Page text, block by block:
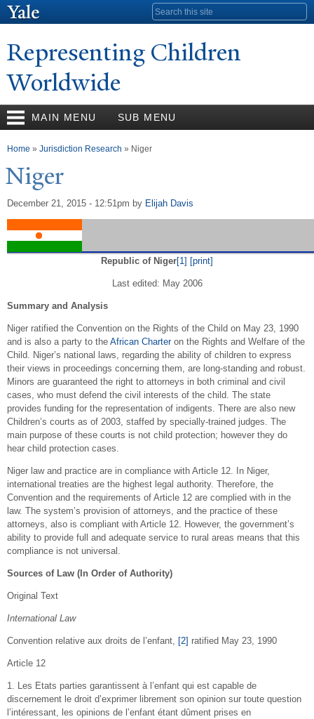
Search form
Representing Children
Worldwide
MAIN MENU SUB MENU
You are here
Home » Jurisdiction Research » Niger
Niger
December 21, 2015 - 12:51pm by Elijah Davis
Republic of Niger[1] [print]
Last edited: May 2006
Summary and Analysis
Niger ratified the Convention on the Rights of the Child on May 23, 1990
and is also a party to the African Charteron the Rights and Welfare of the
Child. Niger’s national laws, regarding the ability of children to express
their views in proceedings concerning them, are long-standing and robust.
Minors are guaranteed the right to attorneys in both criminal and civil
cases, who must defend the civil interests of the child. The state
provides funding for the representation of indigents. There are also new
Children’s courts as of 2003, staffed by specially-trained judges. The
main purpose of these courts is not child protection; however they do
hear child protection cases.
Niger law and practice are in compliance with Article 12. In Niger,
international treaties are the highest legal authority. Therefore, the
Convention and the requirements of Article 12 are complied with in the
law. The system’s provision of attorneys, and the practice of these
attorneys, also is compliant with Article 12. However, the government’s
ability to provide full and adequate service to rural areas means that this
compliance is not universal.
Sources of Law (In Order of Authority)
Original Text
International Law
Convention relative aux droits de l’enfant, [2] ratified May 23, 1990
Article 12
1. Les Etats parties garantissent à l’enfant qui est capable de
discernement le droit d’exprimer librement son opinion sur toute question
l’intéressant, les opinions de l’enfant étant dûment prises en